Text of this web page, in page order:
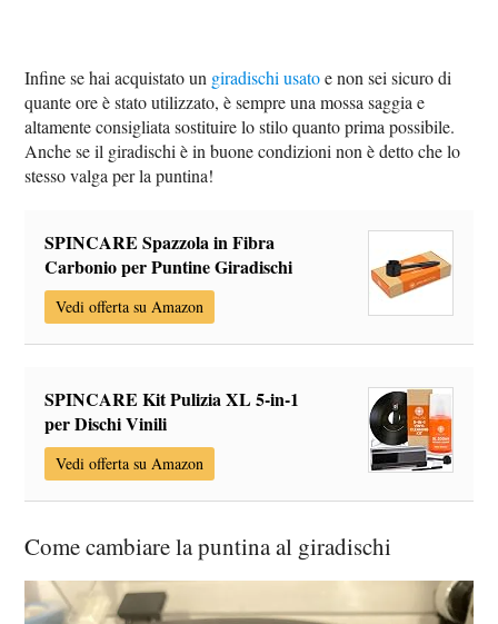
Infine se hai acquistato un giradischi usatoe non sei sicuro di
quante ore è stato utilizzato, è sempre una mossa saggia e
altamente consigliata sostituire lo stilo quanto prima possibile.
Anche se il giradischi è in buone condizioni non è detto che lo
stesso valga per la puntina!
SPINCARE Spazzola in Fibra
Carbonio per Puntine Giradischi
Vedi offerta su Amazon
SPINCARE Kit Pulizia XL 5-in-1
per Dischi Vinili
Vedi offerta su Amazon
Come cambiare la puntina al giradischi